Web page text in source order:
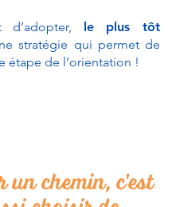
d’adopter, le plus tôt
stratégie qui permet de
étape de l’orientation !
un chemin, c'est